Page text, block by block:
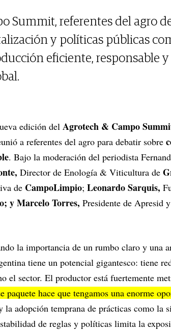
Summit, referentes del agro
y políticas públicas
eficiente, responsable y
edición del Agrotech & Campo
a referentes del agro para debatir sobre
. Bajo la moderación del periodista
Director de Enología & Viticultura de
de CampoLimpio; Leonardo Sarquis,
y Marcelo Torres, Presidente de Apresid
la importancia de un rumbo claro y una
tiene un potencial gigantesco: tiene
el sector. El productor está fuertemente
paquete hace que tengamos una enorme
adopción temprana de prácticas como la
de reglas y políticas limita la